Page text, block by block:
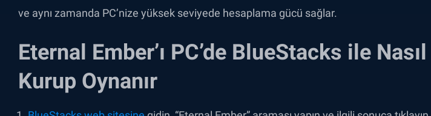
ve aynı zamanda PC’nize yüksek seviyede hesaplama gücü sağlar.
Eternal Ember’ı PC’de BlueStacks ile Nasıl
Kurup Oynanır